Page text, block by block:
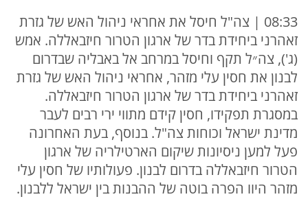
08:33 | צה"ל חיסל את אחראי ניהול האש של גזרת
זאהרני ביחידת בדר של ארגון הטרור חיזבאללה. אמש
(ג'), צה״ל תקף וחיסל במרחב אל באבליה שבדרום
לבנון את חסין עלי מזהר, אחראי ניהול האש של גזרת
זאהרני ביחידת בדר של ארגון הטרור חיזבאללה.
במסגרת תפקידו, חסין קידם מתווי ירי רבים לעבר
מדינת ישראל וכוחות צה"ל. בנוסף, בעת האחרונה
פעל למען ניסיונות שיקום הארטילריה של ארגון
הטרור חיזבאללה בדרום לבנון. פעולותיו של חסין עלי
מזהר היוו הפרה בוטה של ההבנות בין ישראל ללבנון.